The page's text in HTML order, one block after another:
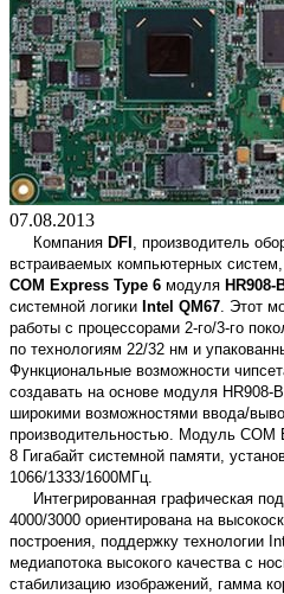
07.08.2013
Компания DFI
, производитель
встраиваемых компьютерных
COM Express Type 6 модуля HR908-
системной логики Intel QM67 . Этот
работы с процессорами 2-го/3-го
по технологиям 22/32 нм и
Функциональные возможности
создавать на основе модуля HR908-
широкими возможностями ввода/
производительностью. Модуль COM
8 Гигабайт системной памяти,
1066/1333/1600МГц.
Интегрированная графическая
4000/3000 ориентирована на
построения, поддержку технологии
медиапотока высокого качества с
стабилизацию изображений, гамма